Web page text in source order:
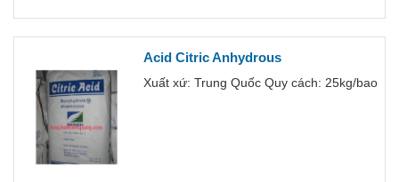
Acid Citric Anhydrous
Xuất xứ: Trung Quốc Quy cách: 25kg/bao